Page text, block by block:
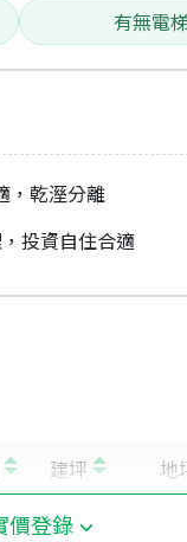
有無電
，乾溼分離
投資自住合適
價登錄